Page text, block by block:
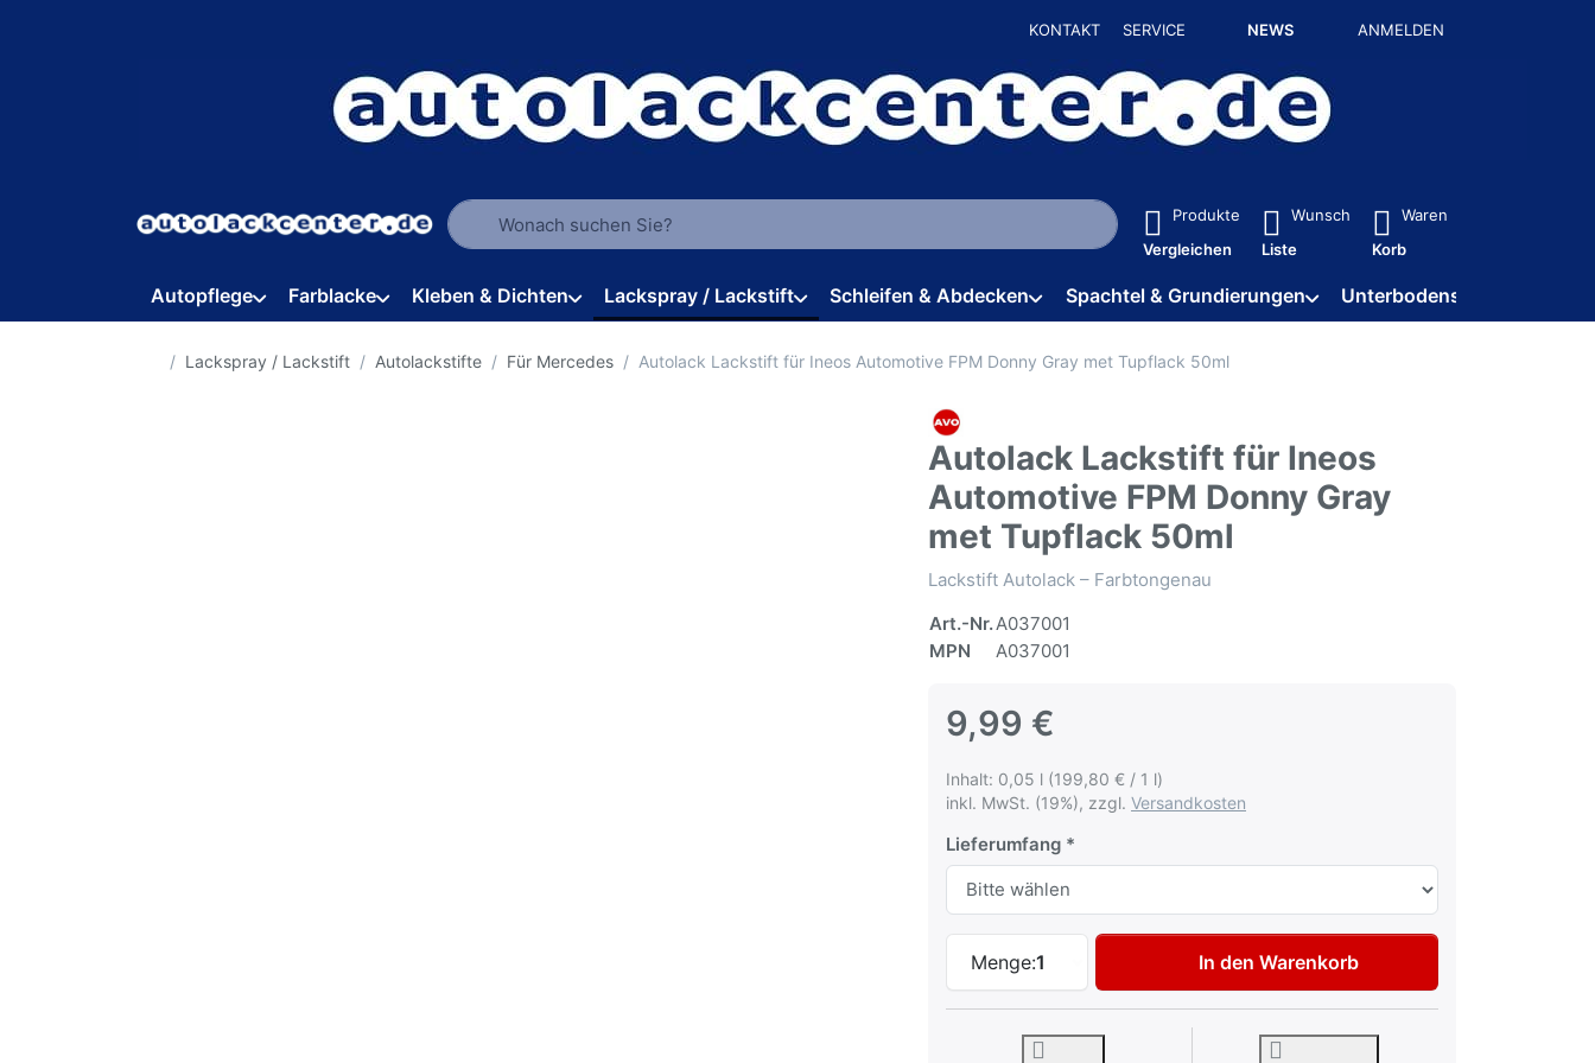
KONTAKT SERVICE NEWS ANMELDEN
Geben Sie einen Suchbegriff ein. Während Sie tippen, erscheinen automatisch erste Ergebnisse. Drücken Sie die Eingabetaste, um alle
Produkte
Vergleichen
Wunsch
Liste
Waren
Korb
Autopflege Farblacke Kleben & Dichten Lackspray / Lackstift Schleifen & Abdecken Spachtel & Grundierungen Unterbodenschutz / HV
Startseite
Lackspray / Lackstift Autolackstifte Für Mercedes Autolack Lackstift für Ineos Automotive FPM Donny Gray met Tupflack 50ml
Autolack Lackstift für Ineos
Automotive FPM Donny Gray
met Tupflack 50ml
Lackstift Autolack – Farbtongenau
Art.-Nr.A037001
MPN
A037001
9,99 €
Inhalt: 0,05 l (199,80 € / 1 l)
inkl. MwSt. (19%), zzgl. Versandkosten
Lieferumfang
Menge:1
Autolack Lackstift für Ineos Automotive FPM Donny Gray
In den Warenkorb